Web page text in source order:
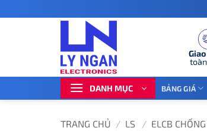
qua
DANH MỤC BẢNG GIÁ
TRANG CHỦ / LS / ELCB